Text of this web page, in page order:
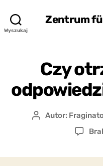
Wyszukaj
Zentrum
Czy
AutorAutor: